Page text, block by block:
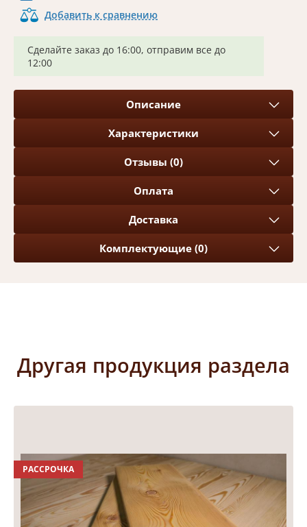
Добавить к сравнению
Сделайте заказ до 16:00, отправим все до
12:00
Описание
Характеристики
Отзывы (0)
Оплата
Доставка
Комплектующие (0)
Другая продукция раздела
РАССРОЧКА